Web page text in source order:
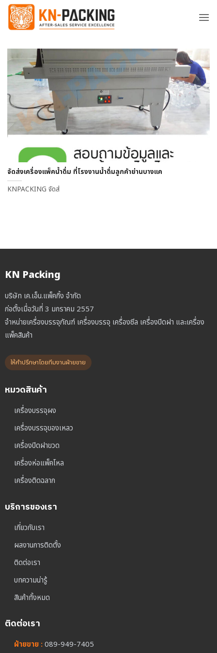
ข้าม
ยัง
จัดส่งเครื่องแพ็คน้ำดื่ม ที่โรงงานน้ำดื่มลูกค้าย่านบางแค
KNPACKING จัดส่
KN Packing
บริษัท เค.เอ็น.แพ็คกิ้ง จำกัด
ก่อตั้งเมื่อวันที่ 3 มกราคม 2557
จำหน่ายเครื่องบรรจุภัณฑ์ เครื่องบรรจุ เครื่องซีล เครื่องปิดฝา และเครื่อง
แพ็คสินค้า
ให้คำปรึกษาโดยทีมงานฝ่ายขาย
หมวดสินค้า
เครื่องบรรจุผง
เครื่องบรรจุของเหลว
เครื่องปิดฝาขวด
เครื่องห่อแพ็คโหล
เครื่องติดฉลาก
บริการของเรา
เกี่ยวกับเรา
ผลงานการติดตั้ง
ติดต่อเรา
บทความน่ารู้
สินค้าทั้งหมด
ติดต่อเรา
ฝ่ายขาย :089-949-7405